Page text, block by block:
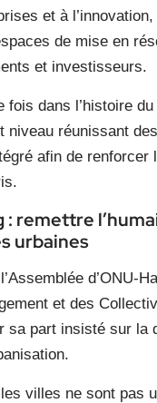
et à
de mise en
et investisseurs.
fois dans l’histoire
niveau réunissant
afin de renforcer
: remettre
urbaines
d’ONU-
et des
sa part insisté sur la
villes ne sont pas